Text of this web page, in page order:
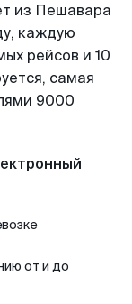
из Пешавара
каждую
рейсов и 10
самая
9000
от и до